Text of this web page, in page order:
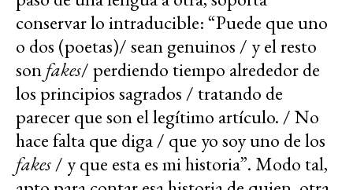
conservar lo intraducible: “Puede que uno
o dos (poetas)/ sean genuinos / y el resto
sonfakes/ perdiendo tiempo alrededor de
los principios sagrados / tratando de
parecer que son el legítimo artículo. / No
hace falta que diga / que yo soy uno de los
fakes/ y que esta es mi historia”. Modo tal,